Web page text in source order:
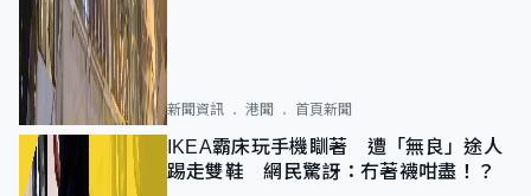
新聞資訊 港聞 首頁新聞
IKEA霸床玩手機瞓著 遭「無良」途人
踢走雙鞋 網民驚訝：冇著襪咁盡！？